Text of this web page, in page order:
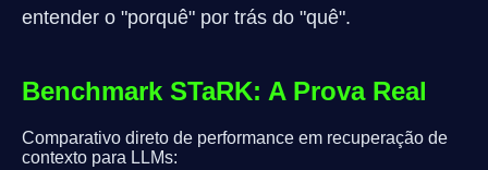
entender o "porquê" por trás do "quê".
Benchmark STaRK: A Prova Real
Comparativo direto de performance em recuperação de
contexto para LLMs: